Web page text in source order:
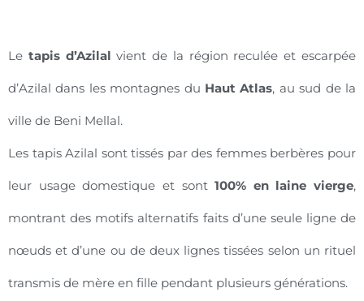
Le tapis d’Azilal vient de la région reculée et escarpée
d’Azilal dans les montagnes du Haut Atlas, au sud de la
ville de Beni Mellal.
Les tapis Azilal sont tissés par des femmes berbères pour
leur usage domestique et sont100% en laine vierge,
montrant des motifs alternatifs faits d’une seule ligne de
nœuds et d’une ou de deux lignes tissées selon un rituel
transmis de mère en fille pendant plusieurs générations.